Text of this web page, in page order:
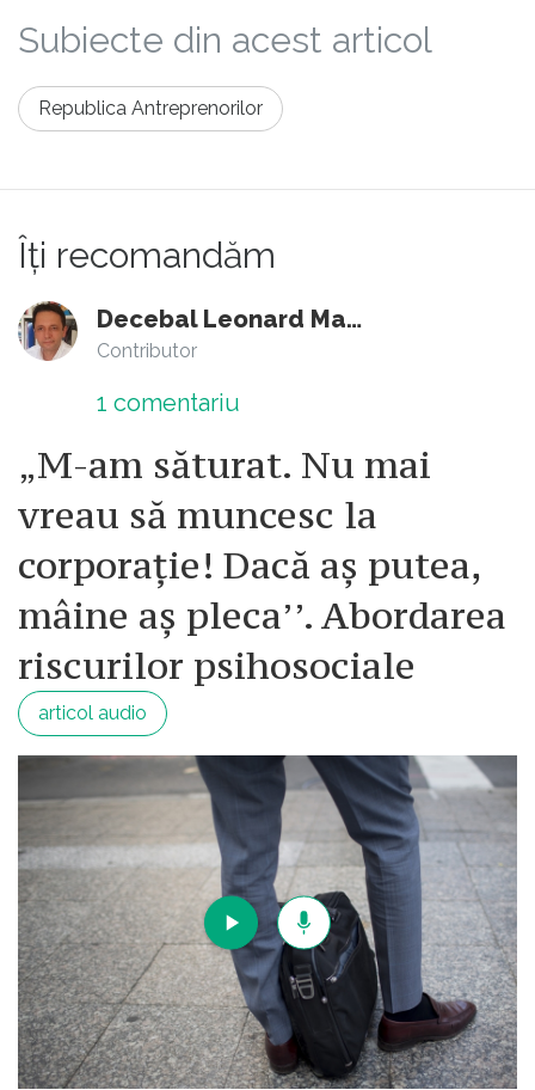
mâncat un pui la cuptor...
Subiecte din acest articol
Republica Antreprenorilor
Îți recomandăm
Decebal Leonard Marin
Contributor
1 comentariu
„M-am săturat. Nu mai
vreau să muncesc la
corporație! Dacă aș putea,
mâine aș pleca’’. Abordarea
riscurilor psihosociale
articol audio